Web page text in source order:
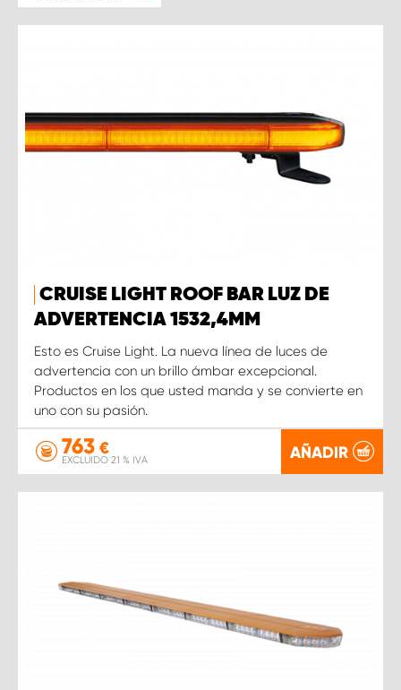
CRUISE LIGHT ROOF BAR LUZ DE
ADVERTENCIA 1532,4MM
Esto es Cruise Light. La nueva línea de luces de
advertencia con un brillo ámbar excepcional.
Productos en los que usted manda y se convierte en
uno con su pasión.
763 €
EXCLUIDO 21 % IVA AÑADIR